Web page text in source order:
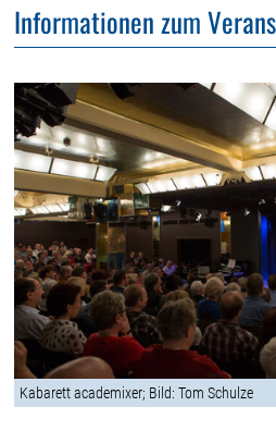
Informationen zum
Kabarett academixer; Bild: Tom Schulze